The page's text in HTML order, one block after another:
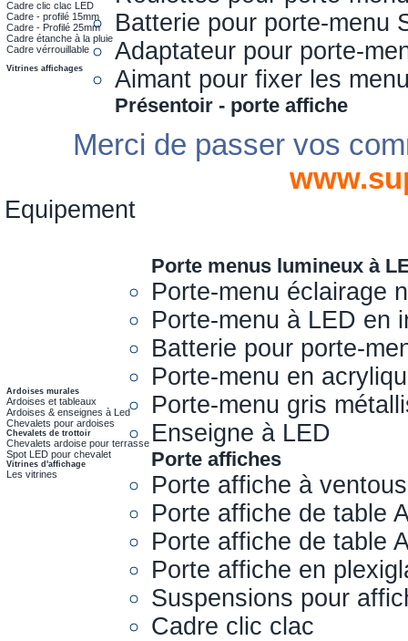
Cadre clic clac LED
Cadre - profilé 15mm
Cadre - Profilé 25mm
Cadre étanche à la pluie
Cadre vérrouillable
Vitrines affichages
Batterie pour porte-menu
Adaptateur pour porte-
Aimant pour fixer les
Présentoir - porte affiche
Merci de passer vos
Equipement
Ardoises murales
Ardoises et tableaux
Ardoises & enseignes à Led
Chevalets pour ardoises
Chevalets de trottoir
Chevalets ardoise pour terrasse
Spot LED pour chevalet
Vitrines d'affichage
Les vitrines
Porte menus lumineux à
Porte-menu éclairage
Porte-menu à LED en
Batterie pour porte-
Porte-menu en
Porte-menu gris
Enseigne à LED
Porte affiches
Porte affiche à
Porte affiche de table
Porte affiche de table
Porte affiche en
Suspensions pour
Cadre clic clac